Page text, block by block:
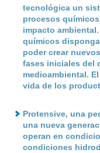
tecnológica un
procesos
impacto
químicos
poder crear
fases iniciales del
medioambiental.
vida de los
Protensive, una
una nueva
operan en
condiciones